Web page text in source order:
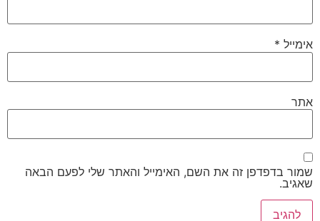
אימייל*
אתר
שמור בדפדפן זה את השם, האימייל והאתר שלי לפעם הבאה
שאגיב.